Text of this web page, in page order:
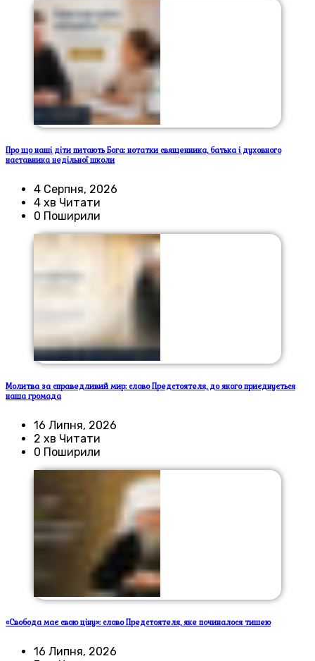
Про що наші діти питають Бога: нотатки священника, батька і духовного
наставника недільної школи
4 Серпня, 2026
4 хв Читати
0 Поширили
Молитва за справедливий мир: слово Предстоятеля, до якого приєднується
наша громада
16 Липня, 2026
2 хв Читати
0 Поширили
«Свобода має свою ціну»: слово Предстоятеля, яке починалося тишею
16 Липня, 2026